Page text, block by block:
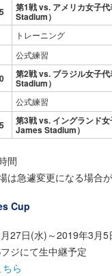
第1戦 vs. アメリカ女子
Stadium）
トレーニング
公式練習
第2戦 vs. ブラジル女子
Stadium）
公式練習
第3戦 vs. イングランド
James Stadium）
間
は急遽変更になる場合が
Cup
27日(水)～2019年3月5
ジにて生中継予定
ら